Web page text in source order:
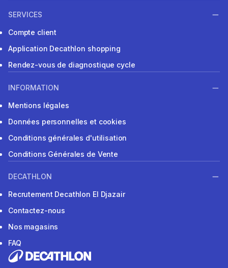
SERVICES
Compte client
Application Decathlon shopping
Rendez-vous de diagnostique cycle
INFORMATION
Mentions légales
Données personnelles et cookies
Conditions générales d'utilisation
Conditions Générales de Vente
DECATHLON
Recrutement Decathlon El Djazair
Contactez-nous
Nos magasins
FAQ